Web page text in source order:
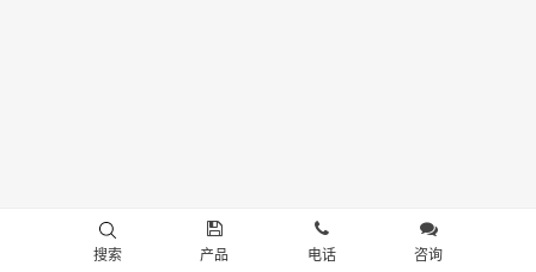
搜索 产品 电话 咨询